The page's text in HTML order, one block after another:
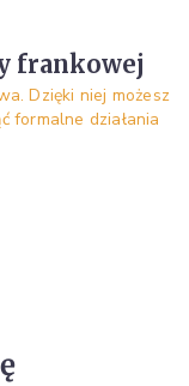
frankowej
Dzięki niej możesz
formalne działania